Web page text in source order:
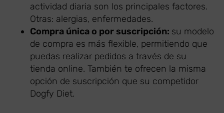
actividad diaria son los principales factores.
Otras: alergias, enfermedades.
Compra única o por suscripción: su modelo
de compra es más flexible, permitiendo que
puedas realizar pedidos a través de su
tienda online. También te ofrecen la misma
opción de suscripción que su competidor
Dogfy Diet.